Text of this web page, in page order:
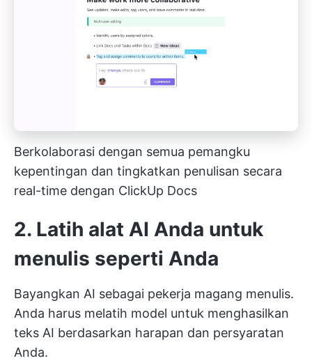
Berkolaborasi dengan semua pemangku
kepentingan dan tingkatkan penulisan secara
real-time dengan ClickUp Docs
2. Latih alat AI Anda untuk
menulis seperti Anda
Bayangkan AI sebagai pekerja magang menulis.
Anda harus melatih model untuk menghasilkan
teks AI berdasarkan harapan dan persyaratan
Anda.